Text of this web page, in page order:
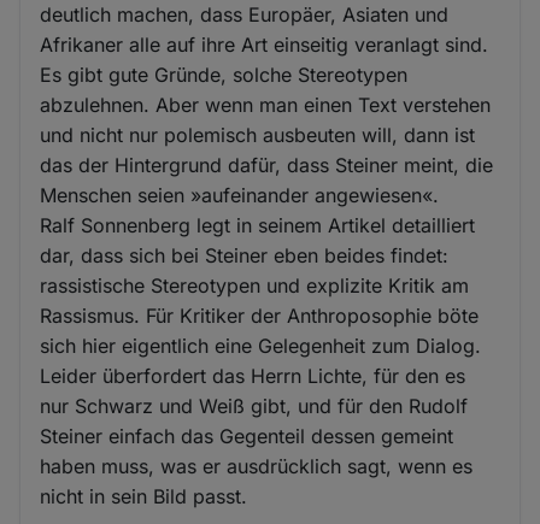
deutlich machen, dass Europäer, Asiaten und
Afrikaner alle auf ihre Art einseitig veranlagt sind.
Es gibt gute Gründe, solche Stereotypen
abzulehnen. Aber wenn man einen Text verstehen
und nicht nur polemisch ausbeuten will, dann ist
das der Hintergrund dafür, dass Steiner meint, die
Menschen seien »aufeinander angewiesen«.
Ralf Sonnenberg legt in seinem Artikel detailliert
dar, dass sich bei Steiner eben beides findet:
rassistische Stereotypen und explizite Kritik am
Rassismus. Für Kritiker der Anthroposophie böte
sich hier eigentlich eine Gelegenheit zum Dialog.
Leider überfordert das Herrn Lichte, für den es
nur Schwarz und Weiß gibt, und für den Rudolf
Steiner einfach das Gegenteil dessen gemeint
haben muss, was er ausdrücklich sagt, wenn es
nicht in sein Bild passt.